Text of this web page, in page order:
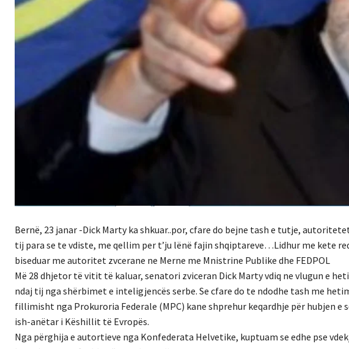
Bernë, 23 janar -Dick Marty ka shkuar..por, cfare do bejne tash e tutje,
tij para se te vdiste, me qellim per t’ju lënë fajin shqiptareve…Lidhur me kete
biseduar me autoritet zvcerane ne Merne me Mnistrine Publike dhe FEDPOL
Më 28 dhjetor të vitit të kaluar, senatori zviceran Dick Marty vdiq ne vlugun e
ndaj tij nga shërbimet e inteligjencës serbe. Se cfare do te ndodhe tash me
fillimisht nga Prokuroria Federale (MPC) kane shprehur keqardhje për hubjen
ish-anëtar i Këshillit të Evropës.
Nga përghija e autortieve nga Konfederata Helvetike, kuptuam se edhe pse